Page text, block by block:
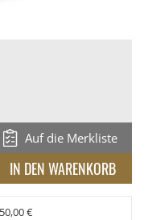
Auf die Merkliste
€